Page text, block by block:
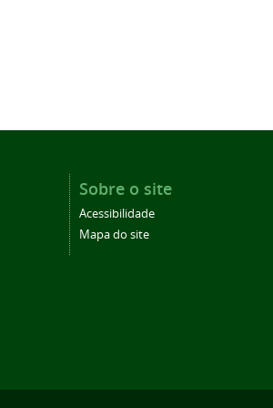
Sobre o site
Acessibilidade
Mapa do site